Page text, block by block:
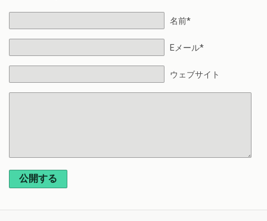
名前*
Eメール*
ウェブサイト
公開する